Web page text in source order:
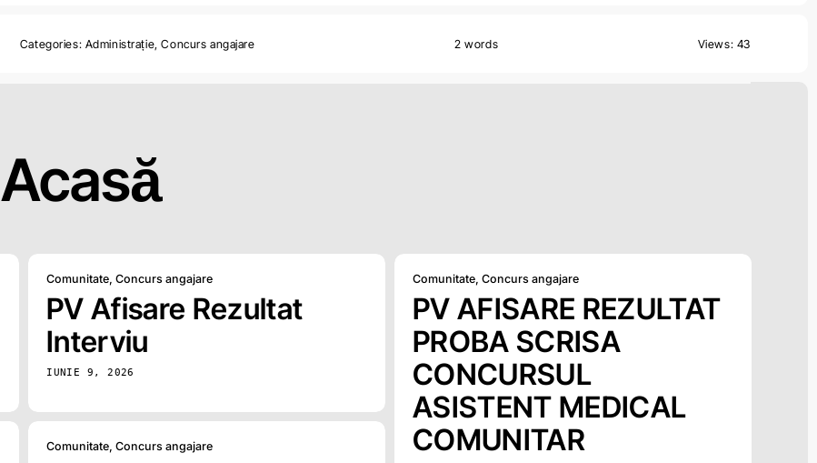
Categories: Administrație ,Concurs angajare 2 words Views: 43
Acasă
Comunitate ,Concurs angajare
PV Afisare Rezultat
Interviu
IUNIE 9, 2026
Comunitate ,Concurs angajare
PV AFISARE REZULTAT
PROBA SCRISA
CONCURSUL
ASISTENT MEDICAL
COMUNITAR
Comunitate ,Concurs angajare